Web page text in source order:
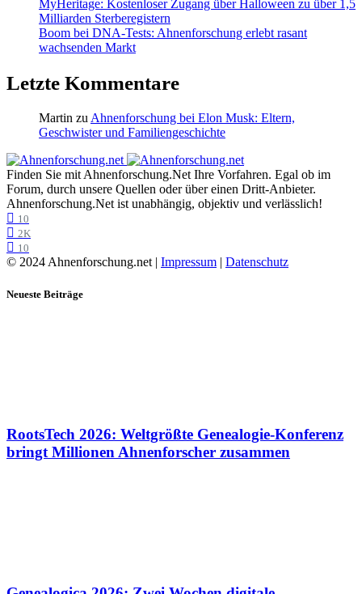
MyHeritage: Kostenloser Zugang über Halloween zu über 1,5
Milliarden Sterberegistern
Boom bei DNA-Tests: Ahnenforschung erlebt rasant
wachsenden Markt
Letzte Kommentare
Martin zuAhnenforschung bei Elon Musk: Eltern,
Geschwister und Familiengeschichte
Finden Sie mit Ahnenforschung.Net Ihre Vorfahren. Egal ob im
Forum, durch unsere Quellen oder über einen Dritt-Anbieter.
Ahnenforschung.Net ist unabhängig, objektiv und verlässlich!
10
2K
10
© 2024 Ahnenforschung.net | Impressum | Datenschutz
Neueste Beiträge
RootsTech 2026: Weltgrößte Genealogie-Konferenz
bringt Millionen Ahnenforscher zusammen